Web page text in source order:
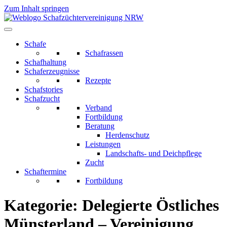
Zum Inhalt springen
Schafe
Schafrassen
Schafhaltung
Schaferzeugnisse
Rezepte
Schafstories
Schafzucht
Verband
Fortbildung
Beratung
Herdenschutz
Leistungen
Landschafts- und Deichpflege
Zucht
Schaftermine
Fortbildung
Kategorie: Delegierte Östliches